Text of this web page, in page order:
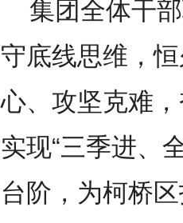
集团全体干部
守底线思维，
心、攻坚克难
实现“三季进、
台阶，为柯桥